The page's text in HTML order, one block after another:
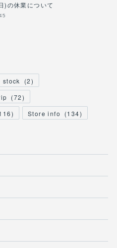
の休業について
stock (2)
(72)
) Store info (134)